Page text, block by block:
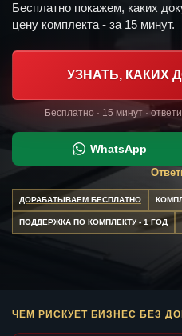
Бесплатно покажем, каких
цену комплекта - за 15 минут.
УЗНАТЬ, КАКИХ
Бесплатно · 15 минут ·
WhatsApp
ДОРАБАТЫВАЕМ БЕСПЛАТНО
ПОДДЕРЖКА ПО КОМПЛЕКТУ - 1 ГОД
ЧЕМ РИСКУЕТ БИЗНЕС БЕЗ